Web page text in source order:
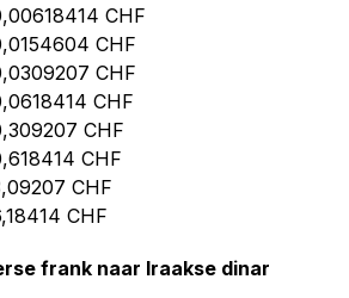
CHF
CHF
CHF
CHF
CHF
CHF
CHF
CHF
frank naar Iraakse dinar